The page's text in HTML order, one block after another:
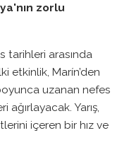
zorlu
tarihleri arasında
etkinlik, Marín’den
uzanan nefes
Yarış,
içeren bir hız ve